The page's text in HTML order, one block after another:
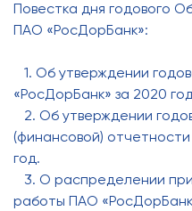
Повестка дня годового
ПАО «РосДорБанк»:
1. Об утверждении
«РосДорБанк» за 2020
2. Об утверждении
(финансовой)
год.
3. О распределении
работы ПАО